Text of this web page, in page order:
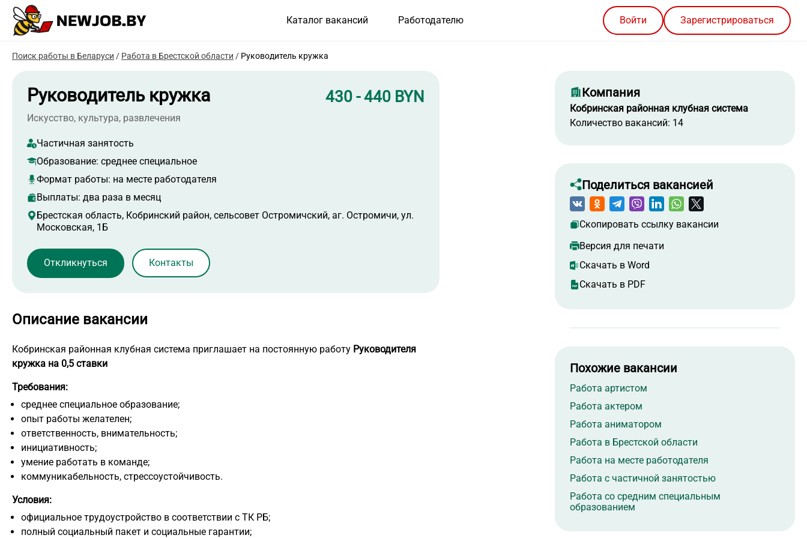
Каталог вакансий Работодателю Войти Зарегистрироваться
Поиск работы в Беларуси / Работа в Брестской области / Руководитель кружка
Руководитель кружка 430 - 440 BYN
Искусство, культура, развлечения
Частичная занятость
Образование: среднее специальное
Формат работы: на месте работодателя
Выплаты: два раза в месяц
Брестская область, Кобринский район, сельсовет Остромичский, аг. Остромичи, ул.
Московская, 1Б
Контакты
Описание вакансии
Кобринская районная клубная система приглашает на постоянную работу Руководителя
кружка на 0,5 ставки
Требования:
среднее специальное образование;
опыт работы желателен;
ответственность, внимательность;
инициативность;
умение работать в команде;
коммуникабельность, стрессоустойчивость.
Условия:
официальное трудоустройство в соответствии с ТК РБ;
полный социальный пакет и социальные гарантии;
Компания
Кобринская районная клубная система
Количество вакансий: 14
Поделиться вакансией
Скопировать ссылку вакансии
Версия для печати
Скачать в Word
Скачать в PDF
Похожие вакансии
Работа артистом
Работа актером
Работа аниматором
Работа в Брестской области
Работа на месте работодателя
Работа с частичной занятостью
Работа со средним специальным
образованием